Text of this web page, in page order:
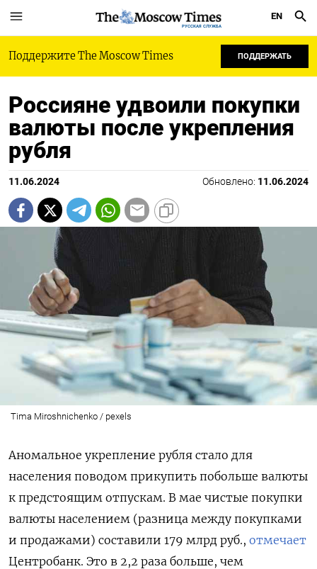
РУССКАЯ СЛУЖБА
EN
Поддержите The Moscow Times ПОДДЕРЖАТЬ
Россияне удвоили покупки
валюты после укрепления
рубля
11.06.2024 Обновлено: 11.06.2024
Tima Miroshnichenko / pexels
Аномальное укрепление рубля стало для
населения поводом прикупить побольше валюты
к предстоящим отпускам. В мае чистые покупки
валюты населением (разница между покупками
и продажами) составили 179 млрд руб., отмечает
Центробанк. Это в 2,2 раза больше, чем